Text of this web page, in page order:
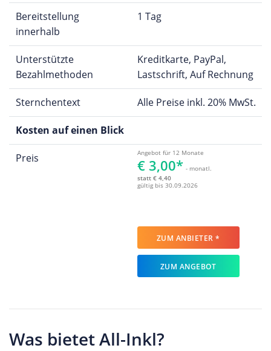
Bereitstellung
innerhalb
1 Tag
Unterstützte
Bezahlmethoden
Kreditkarte, PayPal,
Lastschrift, Auf Rechnung
Sternchentext Alle Preise inkl. 20% MwSt.
Kosten auf einen Blick
Preis Angebot für 12 Monate
€ 3,00* - monatl.
statt € 4,40
gültig bis 30.09.2026
ZUM ANBIETER *
ZUM ANGEBOT
Was bietet All-Inkl?